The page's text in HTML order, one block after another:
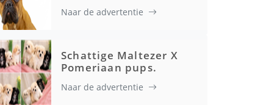
Naar de advertentie
Schattige Maltezer X
Pomeriaan pups.
Naar de advertentie